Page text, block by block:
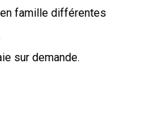
famille différentes
sur demande.